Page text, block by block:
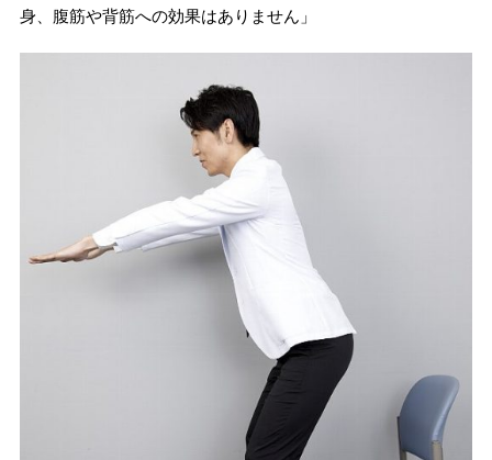
身、腹筋や背筋への効果はありません」